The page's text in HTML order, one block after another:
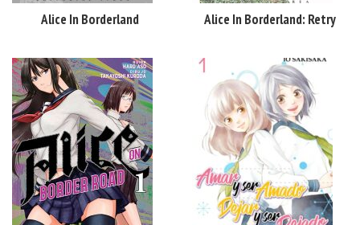
Alice In Borderland Alice In Borderland: Retry